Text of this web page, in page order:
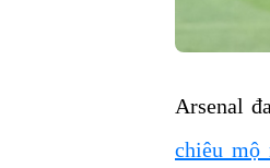
Arsenal
chiêu mộ